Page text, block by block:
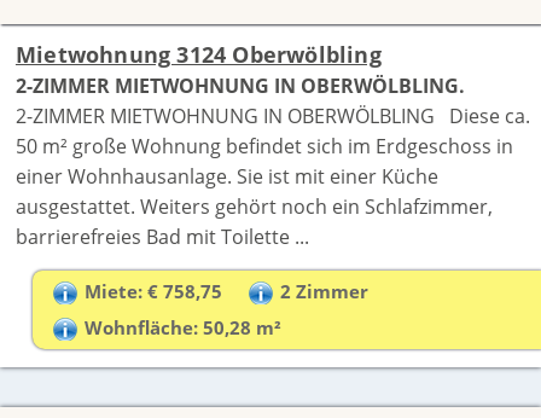
Mietwohnung 3124 Oberwölbling
2-ZIMMER MIETWOHNUNG IN OBERWÖLBLING.
2-ZIMMER MIETWOHNUNG IN OBERWÖLBLING Diese ca.
50 m² große Wohnung befindet sich im Erdgeschoss in
einer Wohnhausanlage. Sie ist mit einer Küche
ausgestattet. Weiters gehört noch ein Schlafzimmer,
barrierefreies Bad mit Toilette ...
Miete: € 758,75
2 Zimmer
Wohnfläche: 50,28 m²